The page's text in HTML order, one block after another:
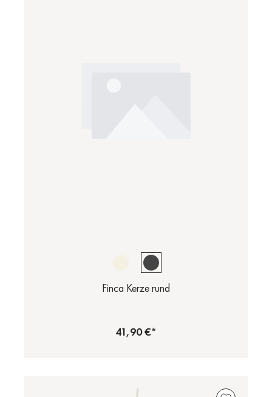
Finca Kerze rund
41,90 €*